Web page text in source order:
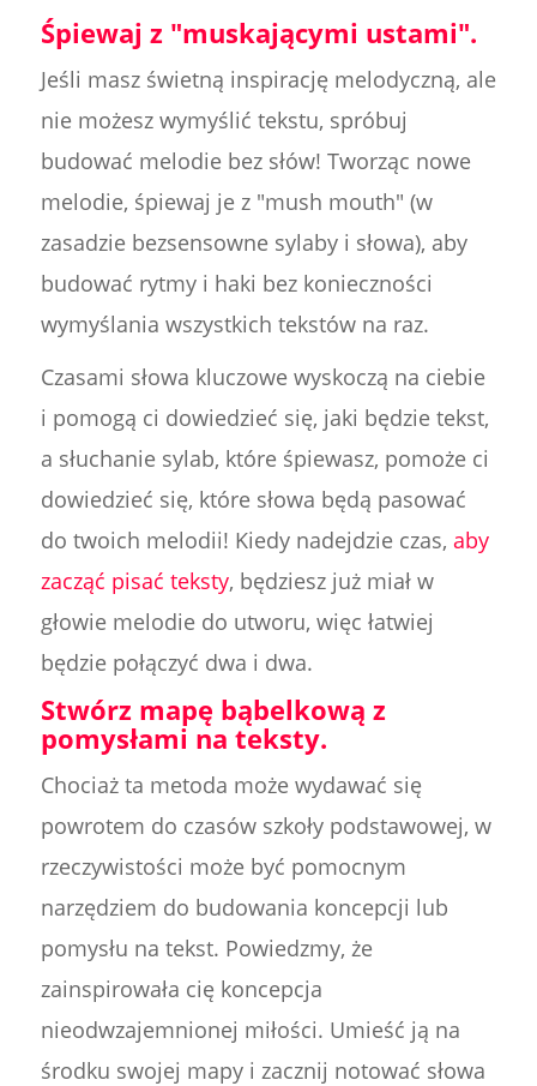
Śpiewaj z "muskającymi ustami".
Jeśli masz świetną inspirację melodyczną, ale
nie możesz wymyślić tekstu, spróbuj
budować melodie bez słów! Tworząc nowe
melodie, śpiewaj je z "mush mouth" (w
zasadzie bezsensowne sylaby i słowa), aby
budować rytmy i haki bez konieczności
wymyślania wszystkich tekstów na raz.
Czasami słowa kluczowe wyskoczą na ciebie
i pomogą ci dowiedzieć się, jaki będzie tekst,
a słuchanie sylab, które śpiewasz, pomoże ci
dowiedzieć się, które słowa będą pasować
do twoich melodii! Kiedy nadejdzie czas, aby
zacząć pisać teksty, będziesz już miał w
głowie melodie do utworu, więc łatwiej
będzie połączyć dwa i dwa.
Stwórz mapę bąbelkową z
pomysłami na teksty.
Chociaż ta metoda może wydawać się
powrotem do czasów szkoły podstawowej, w
rzeczywistości może być pomocnym
narzędziem do budowania koncepcji lub
pomysłu na tekst. Powiedzmy, że
zainspirowała cię koncepcja
nieodwzajemnionej miłości. Umieść ją na
środku swojej mapy i zacznij notować słowa